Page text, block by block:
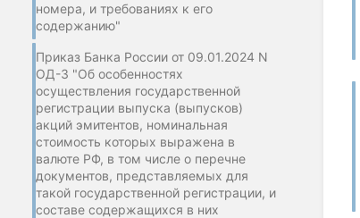
номера, и требованиях к его
содержанию"
Приказ Банка России от 09.01.2024 N
ОД-3 "Об особенностях
осуществления государственной
регистрации выпуска (выпусков)
акций эмитентов, номинальная
стоимость которых выражена в
валюте РФ, в том числе о перечне
документов, представляемых для
такой государственной регистрации, и
составе содержащихся в них